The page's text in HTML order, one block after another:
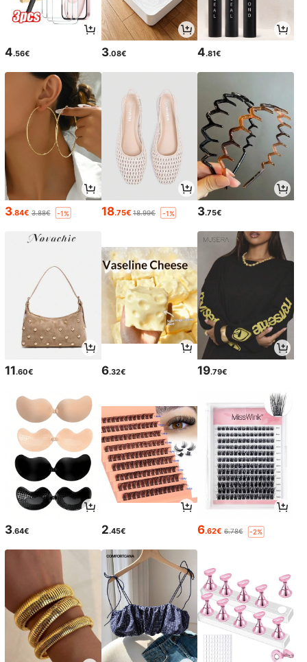
4.56€ 3.08€ 4.81€
3.84€ 3.88€ -1% 18.75€ 18.99€ -1% 3.75€
11.60€ 6.32€ 19.79€
3.64€ 2.45€ 6.62€ 6.78€ -2%